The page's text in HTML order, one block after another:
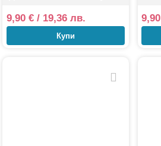
9,90 €/ 19,36 лв.
Купи
9,90